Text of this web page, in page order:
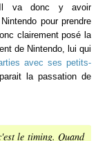
Il va donc y avoir
pour prendre
clairement posé la
de Nintendo, lui qui
avec ses petits-
la passation de
le timing. Quand